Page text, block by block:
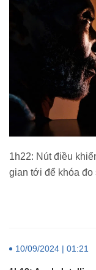
1h22: Nút điều
gian tới để khóa đo
10/09/2024 | 01:21